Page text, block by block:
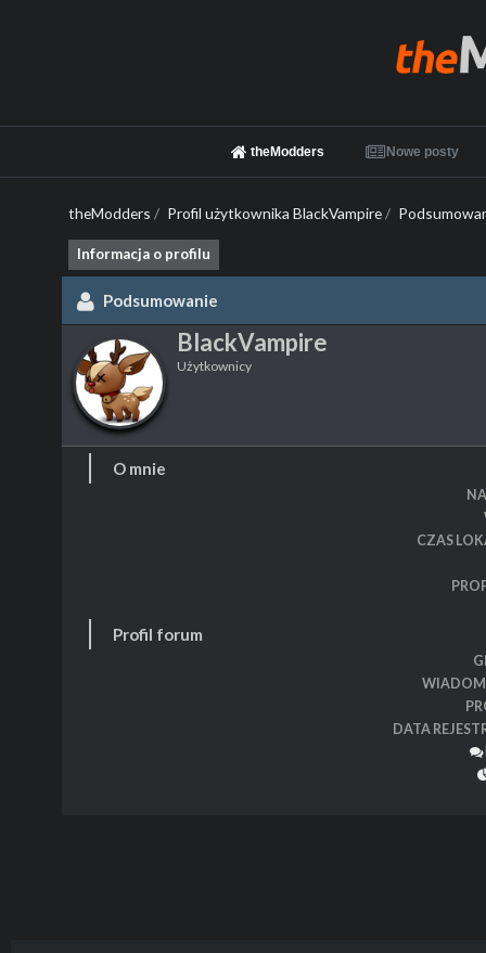
theModders Nowe posty
theModders / Profil użytkownika BlackVampire/
Informacja o profilu
Podsumowanie
BlackVampire
Użytkownicy
O mnie
CZAS
Profil forum
DATA